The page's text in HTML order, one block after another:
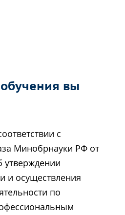
вы
с
Минобрнауки РФ от
утверждении
и осуществления
по